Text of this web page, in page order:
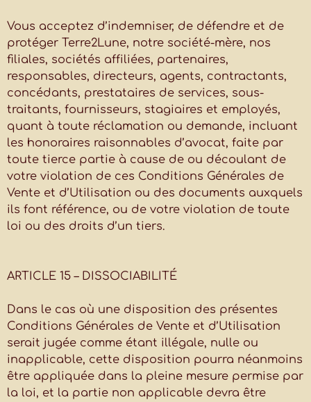
Vous acceptez d’indemniser, de défendre et de
protéger Terre2Lune, notre société-mère, nos
filiales, sociétés affiliées, partenaires,
responsables, directeurs, agents, contractants,
concédants, prestataires de services, sous-
traitants, fournisseurs, stagiaires et employés,
quant à toute réclamation ou demande, incluant
les honoraires raisonnables d’avocat, faite par
toute tierce partie à cause de ou découlant de
votre violation de ces Conditions Générales de
Vente et d’Utilisation ou des documents auxquels
ils font référence, ou de votre violation de toute
loi ou des droits d’un tiers.
ARTICLE 15 – DISSOCIABILITÉ
Dans le cas où une disposition des présentes
Conditions Générales de Vente et d’Utilisation
serait jugée comme étant illégale, nulle ou
inapplicable, cette disposition pourra néanmoins
être appliquée dans la pleine mesure permise par
la loi, et la partie non applicable devra être